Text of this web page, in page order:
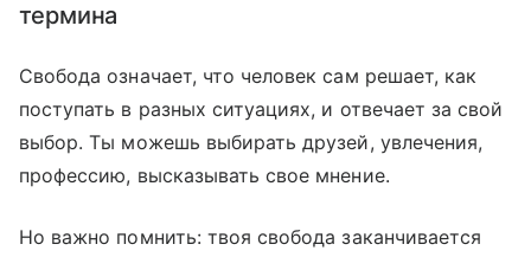
термина
Свобода означает, что человек сам решает, как
поступать в разных ситуациях, и отвечает за свой
выбор. Ты можешь выбирать друзей, увлечения,
профессию, высказывать свое мнение.
Но важно помнить: твоя свобода заканчивается